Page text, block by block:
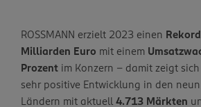
ROSSMANN erzielt 2023 einen
Milliarden Euro mit einem
Prozent im Konzern – damit zeigt
sehr positive Entwicklung in den
Ländern mit aktuell 4.713 Märkten